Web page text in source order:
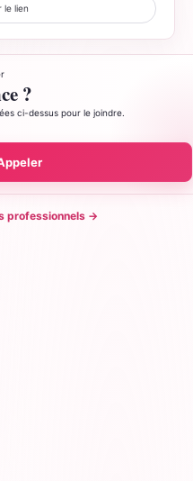
le lien
?
ci-dessus pour le joindre.
professionnels →